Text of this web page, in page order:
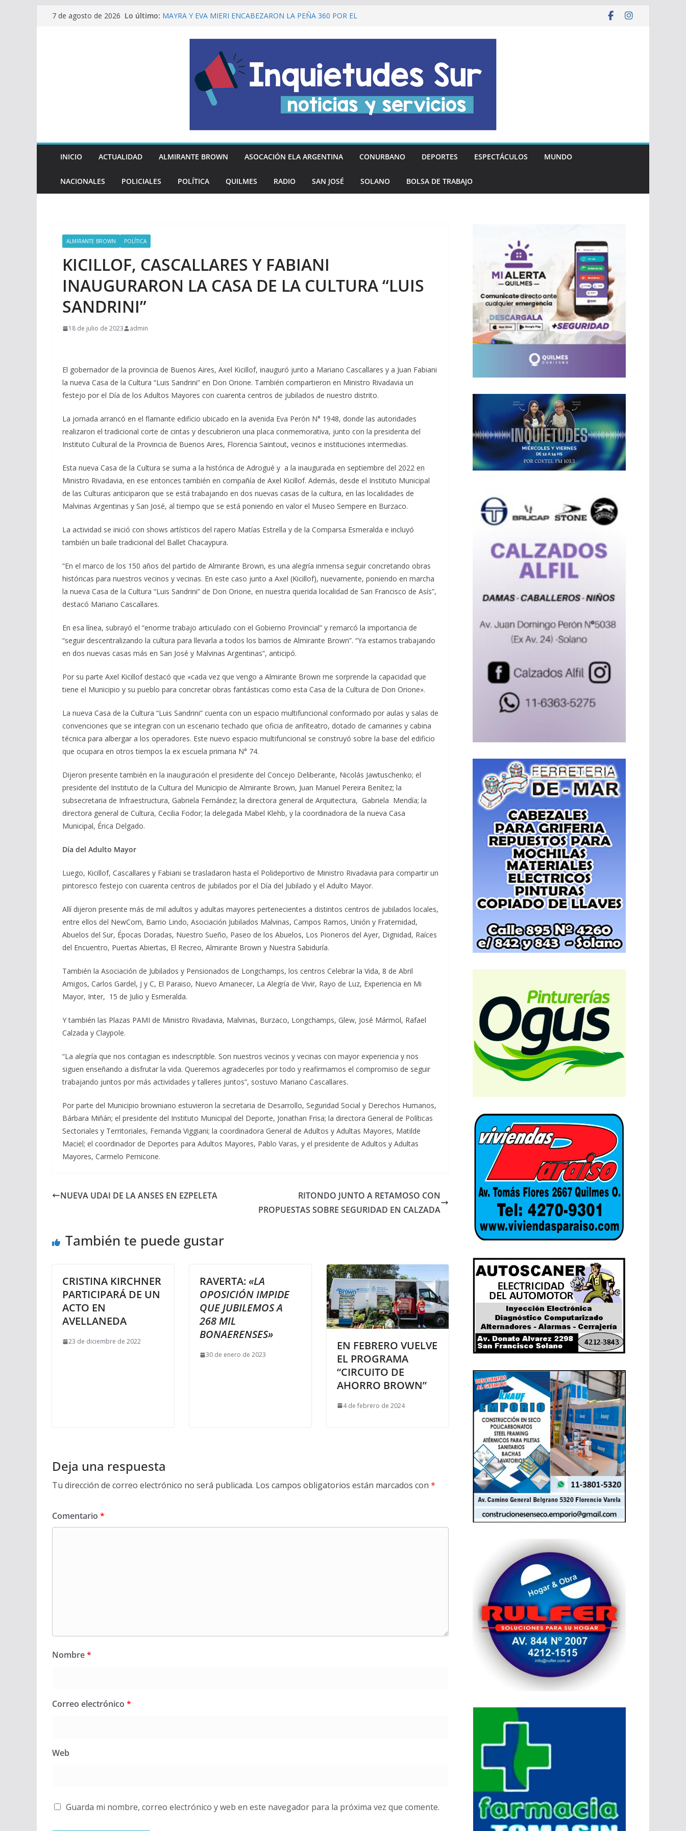
Saltar7 de agosto de 2026 Lo último: MAYRA Y EVA MIERI ENCABEZARON LA PEÑA 360 POR EL
PELUQUERÍAS TODOS LOS DÍAS MIÉRCOLES
Encuesta: qué piensan los hinchas argentinos de las nuevas
reglas del Mundial
EL MUNICIPIO ENTREGÓ MÁS DE 20 PRÓTESIS DENTALES
A VECINAS Y VECINOS DE QUILMES OESTE
La Diócesis de Quilmes recordó a Jorge Novak a 25 años de
INICIO ACTUALIDAD ALMIRANTE BROWN ASOCACIÓN ELA ARGENTINA CONURBANO DEPORTES ESPECTÁCULOS MUNDO
NACIONALES POLICIALES POLÍTICA QUILMES RADIO SAN JOSÉ SOLANO BOLSA DE TRABAJO
ALMIRANTE BROWN POLÍTICA
KICILLOF, CASCALLARES Y FABIANI
INAUGURARON LA CASA DE LA CULTURA “LUIS
SANDRINI”
18 de julio de 2023 admin
El gobernador de la provincia de Buenos Aires, Axel Kicillof, inauguró junto a Mariano Cascallares y a Juan Fabiani
la nueva Casa de la Cultura “Luis Sandrini” en Don Orione. También compartieron en Ministro Rivadavia un
festejo por el Día de los Adultos Mayores con cuarenta centros de jubilados de nuestro distrito.
La jornada arrancó en el flamante edificio ubicado en la avenida Eva Perón N° 1948, donde las autoridades
realizaron el tradicional corte de cintas y descubrieron una placa conmemorativa, junto con la presidenta del
Instituto Cultural de la Provincia de Buenos Aires, Florencia Saintout, vecinos e instituciones intermedias.
Esta nueva Casa de la Cultura se suma a la histórica de Adrogué y a la inaugurada en septiembre del 2022 en
Ministro Rivadavia, en ese entonces también en compañía de Axel Kicillof. Además, desde el Instituto Municipal
de las Culturas anticiparon que se está trabajando en dos nuevas casas de la cultura, en las localidades de
Malvinas Argentinas y San José, al tiempo que se está poniendo en valor el Museo Sempere en Burzaco.
La actividad se inició con shows artísticos del rapero Matías Estrella y de la Comparsa Esmeralda e incluyó
también un baile tradicional del Ballet Chacaypura.
“En el marco de los 150 años del partido de Almirante Brown, es una alegría inmensa seguir concretando obras
históricas para nuestros vecinos y vecinas. En este caso junto a Axel (Kicillof), nuevamente, poniendo en marcha
la nueva Casa de la Cultura “Luis Sandrini” de Don Orione, en nuestra querida localidad de San Francisco de Asís”,
destacó Mariano Cascallares.
En esa línea, subrayó el “enorme trabajo articulado con el Gobierno Provincial” y remarcó la importancia de
“seguir descentralizando la cultura para llevarla a todos los barrios de Almirante Brown”. “Ya estamos trabajando
en dos nuevas casas más en San José y Malvinas Argentinas”, anticipó.
Por su parte Axel Kicillof destacó que «cada vez que vengo a Almirante Brown me sorprende la capacidad que
tiene el Municipio y su pueblo para concretar obras fantásticas como esta Casa de la Cultura de Don Orione».
La nueva Casa de la Cultura “Luis Sandrini” cuenta con un espacio multifuncional conformado por aulas y salas de
convenciones que se integran con un escenario techado que oficia de anfiteatro, dotado de camarines y cabina
técnica para albergar a los operadores. Este nuevo espacio multifuncional se construyó sobre la base del edificio
que ocupara en otros tiempos la ex escuela primaria N° 74.
Dijeron presente también en la inauguración el presidente del Concejo Deliberante, Nicolás Jawtuschenko; el
presidente del Instituto de la Cultura del Municipio de Almirante Brown, Juan Manuel Pereira Benítez; la
subsecretaria de Infraestructura, Gabriela Fernández; la directora general de Arquitectura, Gabriela Mendía; la
directora general de Cultura, Cecilia Fodor; la delegada Mabel Klehb, y la coordinadora de la nueva Casa
Municipal, Érica Delgado.
Día del Adulto Mayor
Luego, Kicillof, Cascallares y Fabiani se trasladaron hasta el Polideportivo de Ministro Rivadavia para compartir un
pintoresco festejo con cuarenta centros de jubilados por el Día del Jubilado y el Adulto Mayor.
Allí dijeron presente más de mil adultos y adultas mayores pertenecientes a distintos centros de jubilados locales,
entre ellos del NewCom, Barrio Lindo, Asociación Jubilados Malvinas, Campos Ramos, Unión y Fraternidad,
Abuelos del Sur, Épocas Doradas, Nuestro Sueño, Paseo de los Abuelos, Los Pioneros del Ayer, Dignidad, Raíces
del Encuentro, Puertas Abiertas, El Recreo, Almirante Brown y Nuestra Sabiduría.
También la Asociación de Jubilados y Pensionados de Longchamps, los centros Celebrar la Vida, 8 de Abril
Amigos, Carlos Gardel, J y C, El Paraiso, Nuevo Amanecer, La Alegría de Vivir, Rayo de Luz, Experiencia en Mi
Mayor, Inter, 15 de Julio y Esmeralda.
Y también las Plazas PAMI de Ministro Rivadavia, Malvinas, Burzaco, Longchamps, Glew, José Mármol, Rafael
Calzada y Claypole.
“La alegría que nos contagian es indescriptible. Son nuestros vecinos y vecinas con mayor experiencia y nos
siguen enseñando a disfrutar la vida. Queremos agradecerles por todo y reafirmamos el compromiso de seguir
trabajando juntos por más actividades y talleres juntos”, sostuvo Mariano Cascallares.
Por parte del Municipio browniano estuvieron la secretaria de Desarrollo, Seguridad Social y Derechos Humanos,
Bárbara Miñán; el presidente del Instituto Municipal del Deporte, Jonathan Frisa; la directora General de Políticas
Sectoriales y Territoriales, Fernanda Viggiani; la coordinadora General de Adultos y Adultas Mayores, Matilde
Maciel; el coordinador de Deportes para Adultos Mayores, Pablo Varas, y el presidente de Adultos y Adultas
Mayores, Carmelo Pernicone.
NUEVA UDAI DE LA ANSES EN EZPELETA
RITONDO JUNTO A RETAMOSO CON
PROPUESTAS SOBRE SEGURIDAD EN CALZADA
También te puede gustar
CRISTINA KIRCHNER
PARTICIPARÁ DE UN
ACTO EN
AVELLANEDA
23 de diciembre de 2022
RAVERTA:«LA
OPOSICIÓN IMPIDE
QUE JUBILEMOS A
268 MIL
BONAERENSES»
30 de enero de 2023
EN FEBRERO VUELVE
EL PROGRAMA
“CIRCUITO DE
AHORRO BROWN”
4 de febrero de 2024
Deja una respuesta
Tu dirección de correo electrónico no será publicada. Los campos obligatorios están marcados con *
Comentario *
Nombre*
Correo electrónico *
Web
Guarda mi nombre, correo electrónico y web en este navegador para la próxima vez que comente.